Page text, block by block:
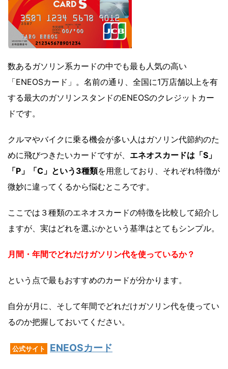
数あるガソリン系カードの中でも最も人気の高い
「ENEOSカード」。名前の通り、全国に1万店舗以上を有
する最大のガソリンスタンドのENEOSのクレジットカー
ドです。
クルマやバイクに乗る機会が多い人はガソリン代節約のた
めに飛びつきたいカードですが、 エネオスカードは「S」
「P」「C」という3種類を用意しており、それぞれ特徴が
微妙に違ってくるから悩むところです。
ここでは３種類のエネオスカードの特徴を比較して紹介し
ますが、実はどれを選ぶかという基準はとてもシンプル。
月間・年間でどれだけガソリン代を使っているか？
という点で最もおすすめのカードが分かります。
自分が月に、そして年間でどれだけガソリン代を使ってい
るのか把握しておいてください。
公式サイト ENEOSカード